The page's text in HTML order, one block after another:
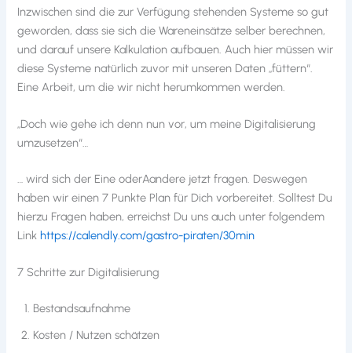
Inzwischen sind die zur Verfügung stehenden Systeme so gut
geworden, dass sie sich die Wareneinsätze selber berechnen,
und darauf unsere Kalkulation aufbauen. Auch hier müssen wir
diese Systeme natürlich zuvor mit unseren Daten „füttern“.
Eine Arbeit, um die wir nicht herumkommen werden.
„Doch wie gehe ich denn nun vor, um meine Digitalisierung
umzusetzen“…
… wird sich der Eine oderAandere jetzt fragen. Deswegen
haben wir einen 7 Punkte Plan für Dich vorbereitet. Solltest Du
hierzu Fragen haben, erreichst Du uns auch unter folgendem
Linkhttps://calendly.com/gastro-piraten/30min
7 Schritte zur Digitalisierung
Bestandsaufnahme
Kosten / Nutzen schätzen